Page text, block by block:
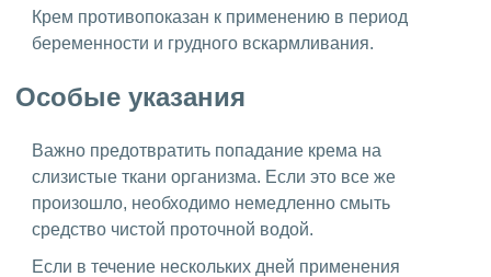
Крем противопоказан к применению в период
беременности и грудного вскармливания.
Особые указания
Важно предотвратить попадание крема на
слизистые ткани организма. Если это все же
произошло, необходимо немедленно смыть
средство чистой проточной водой.
Если в течение нескольких дней применения